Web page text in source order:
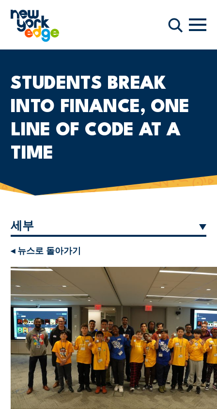
찾다
항해
STUDENTS BREAK
INTO FINANCE, ONE
LINE OF CODE AT A
TIME
세부
◂ 뉴스로 돌아가기